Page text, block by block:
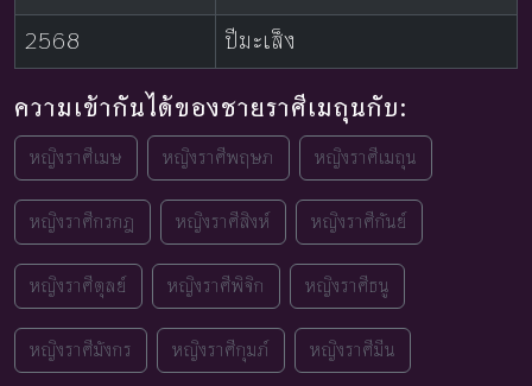
2568
ปีมะเส็ง
ความเข้ากันได้ของชายราศีเมถุนกับ:
หญิงราศีเมษ หญิงราศีพฤษภ หญิงราศีเมถุน
หญิงราศีกรกฎ หญิงราศีสิงห์ หญิงราศีกันย์
หญิงราศีตุลย์ หญิงราศีพิจิก หญิงราศีธนู
หญิงราศีมังกร หญิงราศีกุมภ์ หญิงราศีมีน